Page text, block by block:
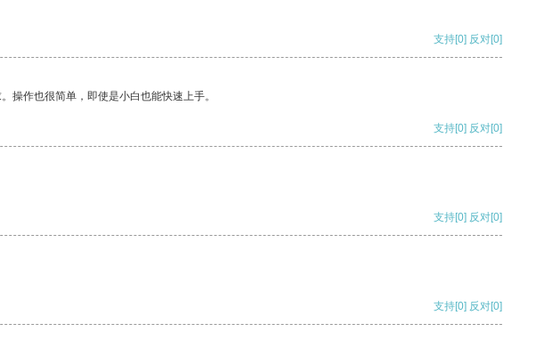
支持[0] 反对[0]
操作也很简单，即使是小白也能快速上手。
支持[0] 反对[0]
支持[0] 反对[0]
支持[0] 反对[0]